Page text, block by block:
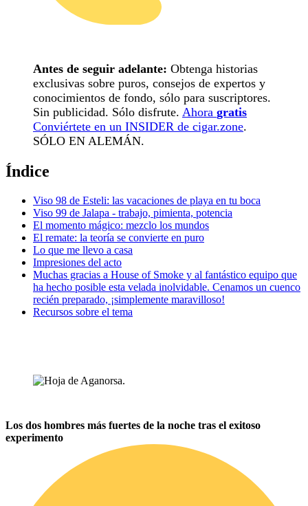
Antes de seguir adelante: Obtenga historias
exclusivas sobre puros, consejos de expertos y
conocimientos de fondo, sólo para suscriptores.
Sin publicidad. Sólo disfrute. Ahora gratis
Conviértete en un INSIDER de cigar.zone.
SÓLO EN ALEMÁN.
Índice
Viso 98 de Esteli: las vacaciones de playa en tu boca
Viso 99 de Jalapa - trabajo, pimienta, potencia
El momento mágico: mezclo los mundos
El remate: la teoría se convierte en puro
Lo que me llevo a casa
Impresiones del acto
Muchas gracias a House of Smoke y al fantástico equipo que
ha hecho posible esta velada inolvidable. Cenamos un cuenco
recién preparado, ¡simplemente maravilloso!
Recursos sobre el tema
Los dos hombres más fuertes de la noche tras el exitoso
experimento